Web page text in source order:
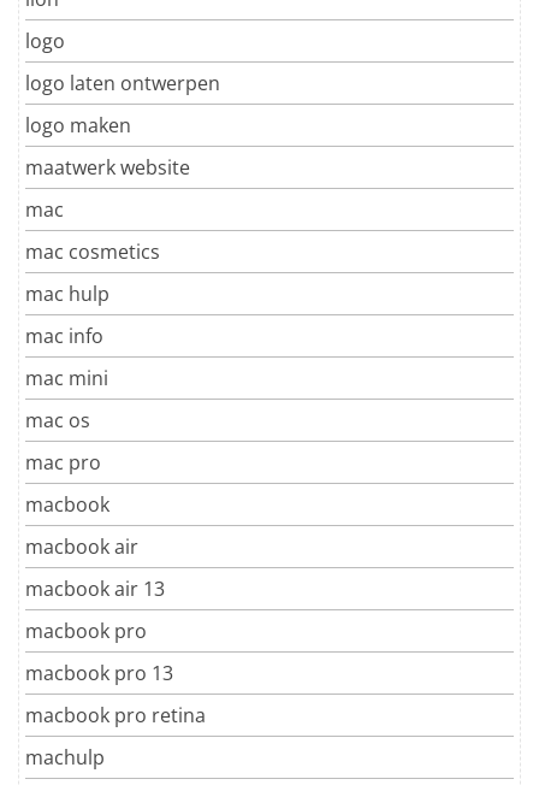
logo
logo laten ontwerpen
logo maken
maatwerk website
mac
mac cosmetics
mac hulp
mac info
mac mini
mac os
mac pro
macbook
macbook air
macbook air 13
macbook pro
macbook pro 13
macbook pro retina
machulp